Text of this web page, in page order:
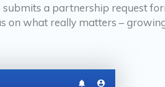
a partnership request
on what really matters –